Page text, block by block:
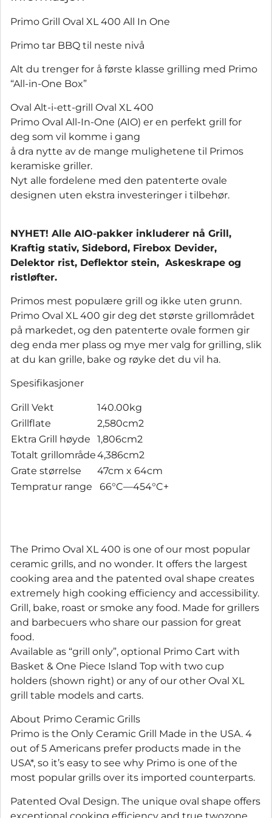
Primo Grill Oval XL 400 All In One
Primo tar BBQ til neste nivå
Alt du trenger for å første klasse grilling med Primo
“All-in-One Box”
Oval Alt-i-ett-grill Oval XL 400
Primo Oval All-In-One (AIO) er en perfekt grill for
deg som vil komme i gang
å dra nytte av de mange mulighetene til Primos
keramiske griller.
Nyt alle fordelene med den patenterte ovale
designen uten ekstra investeringer i tilbehør.
NYHET! Alle AIO-pakker inkluderer nå Grill,
Kraftig stativ, Sidebord, Firebox Devider,
Delektor rist, Deflektor stein, Askeskrape og
ristløfter.
Primos mest populære grill og ikke uten grunn.
Primo Oval XL 400 gir deg det største grillområdet
på markedet, og den patenterte ovale formen gir
deg enda mer plass og mye mer valg for grilling, slik
at du kan grille, bake og røyke det du vil ha.
Spesifikasjoner
Grill Vekt
140.00kg
Grillflate
2,580cm2
Ektra Grill høyde
1,806cm2
Totalt grillområde4,386cm2
Grate størrelse
47cm x 64cm
Tempratur range
66°C—454°C+
The Primo Oval XL 400 is one of our most popular
ceramic grills, and no wonder. It offers the largest
cooking area and the patented oval shape creates
extremely high cooking efficiency and accessibility.
Grill, bake, roast or smoke any food. Made for grillers
and barbecuers who share our passion for great
food.
Available as “grill only”, optional Primo Cart with
Basket & One Piece Island Top with two cup
holders (shown right) or any of our other Oval XL
grill table models and carts.
About Primo Ceramic Grills
Primo is the Only Ceramic Grill Made in the USA. 4
out of 5 Americans prefer products made in the
USA*, so it’s easy to see why Primo is one of the
most popular grills over its imported counterparts.
Patented Oval Design. The unique oval shape offers